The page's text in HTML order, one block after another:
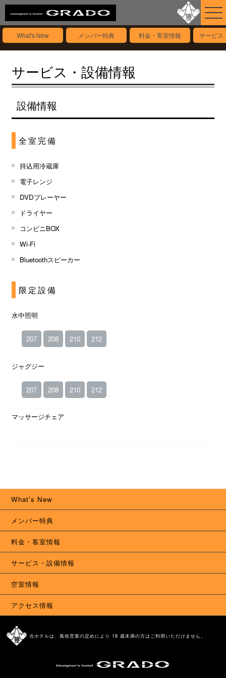
What's New メンバー特典 料金・客室情報
サービス
報
サービス・設備情報
設備情報
全室完備
持込用冷蔵庫
電子レンジ
DVDプレーヤー
ドライヤー
コンビニBOX
Wi-Fi
Bluetoothスピーカー
限定設備
水中照明
207 208 210 212
ジャグジー
207 208 210 212
マッサージチェア
What's New
メンバー特典
料金・客室情報
サービス・設備情報
空室情報
アクセス情報
当ホテルは、風俗営業の定めにより 18 歳未満の方はご利用いただけません。